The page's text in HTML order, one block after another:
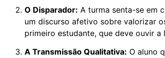
O Disparador: A turma senta-se em
um discurso afetivo sobre valorizar
primeiro estudante, que deve ouvir a
A Transmissão Qualitativa: O aluno